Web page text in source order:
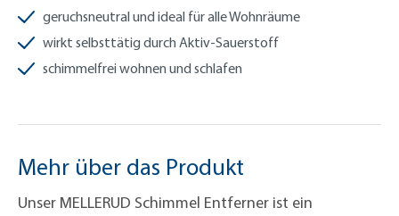
geruchsneutral und ideal für alle Wohnräume
wirkt selbsttätig durch Aktiv-Sauerstoff
schimmelfrei wohnen und schlafen
Mehr über das Produkt
Unser MELLERUD Schimmel Entferner ist ein